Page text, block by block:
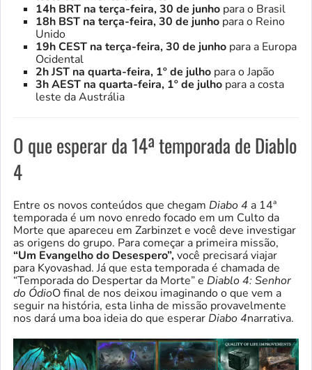
14h BRT na terça-feira, 30 de junho para o Brasil
18h BST na terça-feira, 30 de junho para o Reino
Unido
19h CEST na terça-feira, 30 de junho para a Europa
Ocidental
2h JST na quarta-feira, 1º de julho para o Japão
3h AEST na quarta-feira, 1º de julho para a costa
leste da Austrália
O que esperar da 14ª temporada de Diablo
4
Entre os novos conteúdos que chegam Diabo 4 a 14ª
temporada é um novo enredo focado em um Culto da
Morte que apareceu em Zarbinzet e você deve investigar
as origens do grupo. Para começar a primeira missão,
“Um Evangelho do Desespero”,você precisará viajar
para Kyovashad. Já que esta temporada é chamada de
“Temporada do Despertar da Morte” e Diablo 4: Senhor
do ÓdioO final de nos deixou imaginando o que vem a
seguir na história, esta linha de missão provavelmente
nos dará uma boa ideia do que esperar Diabo 4narrativa.